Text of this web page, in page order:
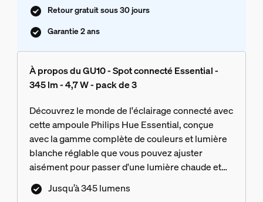
Retour gratuit sous 30 jours
Garantie 2 ans
À propos du GU10 - Spot connecté Essential -
345 lm - 4,7 W - pack de 3
Découvrez le monde de l'éclairage connecté avec
cette ampoule Philips Hue Essential, conçue
avec la gamme complète de couleurs et lumière
blanche réglable que vous pouvez ajuster
aisément pour passer d'une lumière chaude et
agréable à une lumière blanche et froide. Créez
l'ambiance parfaite avec une gradation fluide, des
Jusqu’à 345 lumens